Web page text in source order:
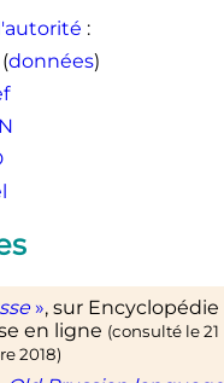
:
données)
», sur Encyclopédie
en ligne (consulté le21
2018)